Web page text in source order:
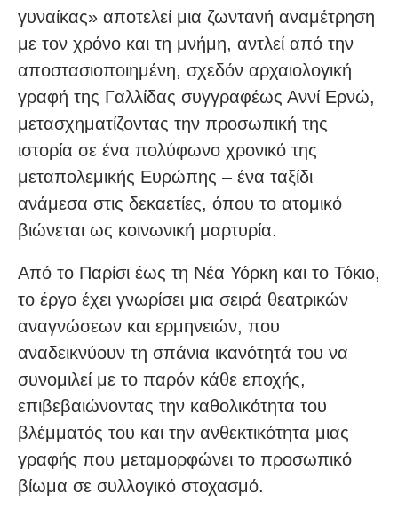
γυναίκας» αποτελεί μια ζωντανή αναμέτρηση
με τον χρόνο και τη μνήμη, αντλεί από την
αποστασιοποιημένη, σχεδόν αρχαιολογική
γραφή της Γαλλίδας συγγραφέως Αννί Ερνώ,
μετασχηματίζοντας την προσωπική της
ιστορία σε ένα πολύφωνο χρονικό της
μεταπολεμικής Ευρώπης – ένα ταξίδι
ανάμεσα στις δεκαετίες, όπου το ατομικό
βιώνεται ως κοινωνική μαρτυρία.
Από το Παρίσι έως τη Νέα Υόρκη και το Τόκιο,
το έργο έχει γνωρίσει μια σειρά θεατρικών
αναγνώσεων και ερμηνειών, που
αναδεικνύουν τη σπάνια ικανότητά του να
συνομιλεί με το παρόν κάθε εποχής,
επιβεβαιώνοντας την καθολικότητα του
βλέμματός του και την ανθεκτικότητα μιας
γραφής που μεταμορφώνει το προσωπικό
βίωμα σε συλλογικό στοχασμό.